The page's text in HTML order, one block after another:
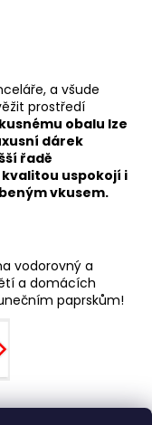
a všude
prostředí
obalu lze
dárek
řadě
uspokojí i
vkusem.
vodorovný a
a domácích
paprskům!